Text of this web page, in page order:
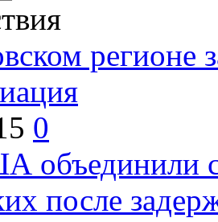
регионе
0
объединили
после